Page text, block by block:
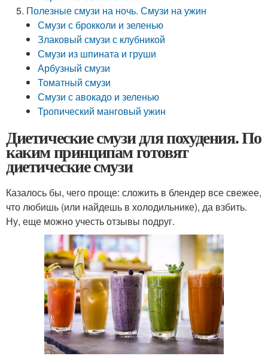
Полезные смузи на ночь. Смузи на ужин
Смузи с брокколи и зеленью
Злаковый смузи с клубникой
Смузи из шпината и груши
Арбузный смузи
Томатный смузи
Смузи с авокадо и зеленью
Тропический манговый ужин
Диетические смузи для похудения. По
каким принципам готовят
диетические смузи
Казалось бы, чего проще: сложить в блендер все свежее,
что любишь (или найдешь в холодильнике), да взбить.
Ну, еще можно учесть отзывы подруг.